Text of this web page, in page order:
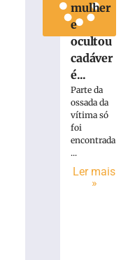
mulher
e
ocultou
cadáver
é...
Parte da
ossada da
vítima só
foi
encontrada
...
Ler mais
»